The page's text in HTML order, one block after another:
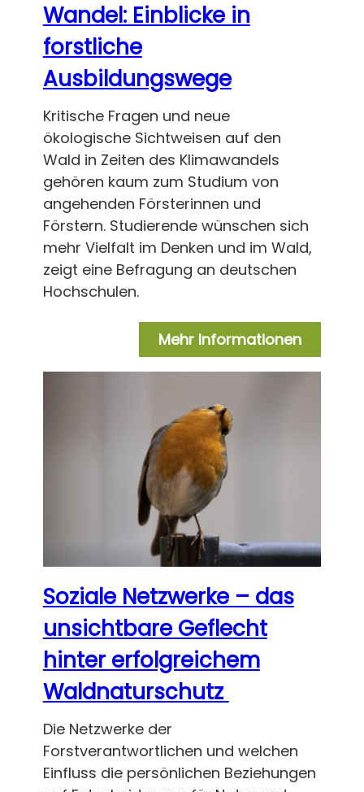
Wandel: Einblicke in
forstliche
Ausbildungswege
Kritische Fragen und neue
ökologische Sichtweisen auf den
Wald in Zeiten des Klimawandels
gehören kaum zum Studium von
angehenden Försterinnen und
Förstern. Studierende wünschen sich
mehr Vielfalt im Denken und im Wald,
zeigt eine Befragung an deutschen
Hochschulen.
Mehr Informationen
Soziale Netzwerke – das
unsichtbare Geflecht
hinter erfolgreichem
Waldnaturschutz
Die Netzwerke der
Forstverantwortlichen und welchen
Einfluss die persönlichen Beziehungen